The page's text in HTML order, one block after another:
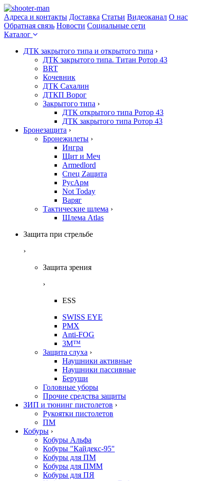
Адреса и контакты Доставка Статьи Видеоканал О нас
Обратная связь Новости Социальные сети
Каталог
ДТК закрытого типа и открытого типа ›
ДТК закрытого типа. Титан Ротор 43
BRT
Кочевник
ДТК Сахалин
ДТКП Ворог
Закрытого типа ›
ДТК открытого типа Ротор 43
ДТК закрытого типа Ротор 43
Бронезащита ›
Бронежилеты ›
Ингра
Щит и Меч
Armedlord
Спец Zащита
РусАрм
Not Today
Варяг
Тактические шлема ›
Шлема Atlas
Защита при стрельбе
›
Защита зрения
›
ESS
SWISS EYE
PMX
Anti-FOG
3M™
Защита слуха ›
Наушники активные
Наушники пассивные
Беруши
Головные уборы
Прочие средства защиты
ЗИП и тюнинг пистолетов ›
Рукоятки пистолетов
ПМ
Кобуры ›
Кобуры Альфа
Кобуры "Кайдекс-95"
Кобуры для ПМ
Кобуры для ПММ
Кобуры для ПЯ